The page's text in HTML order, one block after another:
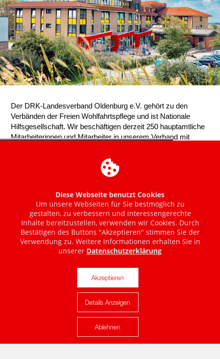
Karte anzeigen
Diese Webseite benutzt Cookies
Um unsere Webseiten für Sie bestmöglich zu
gestalten, zu verbessern und interessengerechte
Inhalte bereitzustellen, verwenden wir Cookies. Durch
Bestätigen des Buttons "Akzeptieren" stimmen Sie der
Verwendung zu. Weitere Informationen erhalten Sie in
unserer Datenschutzerklärung
Akzeptieren
Details Anzeigen
Ablehnen